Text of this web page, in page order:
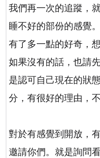
我們再一次的追蹤，
睡不好的部份的感覺
有了多一點的好奇，
如果沒有的話，也請
是認可自己現在的狀
分，有很好的理由，
對於有感覺到開放，
邀請你們。就是詢問